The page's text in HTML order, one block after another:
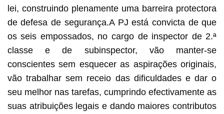
lei, construindo plenamente uma barreira protectora
de defesa de segurança.A PJ está convicta de que
os seis empossados, no cargo de inspector de 2.ª
classe e de subinspector, vão manter-se
conscientes sem esquecer as aspirações originais,
vão trabalhar sem receio das dificuldades e dar o
seu melhor nas tarefas, cumprindo efectivamente as
suas atribuições legais e dando maiores contributos